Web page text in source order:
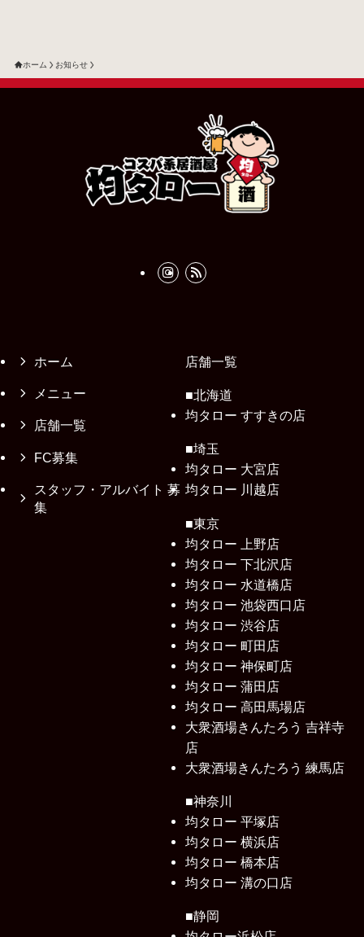
ホーム お知らせ
ホーム
メニュー
店舗一覧
FC募集
スタッフ・アルバイト 募
集
店舗一覧
■北海道
均タロー すすきの店
■埼玉
均タロー 大宮店
均タロー 川越店
■東京
均タロー 上野店
均タロー 下北沢店
均タロー 水道橋店
均タロー 池袋西口店
均タロー 渋谷店
均タロー 町田店
均タロー 神保町店
均タロー 蒲田店
均タロー 高田馬場店
大衆酒場きんたろう 吉祥寺
店
大衆酒場きんたろう 練馬店
■神奈川
均タロー 平塚店
均タロー 横浜店
均タロー 橋本店
均タロー 溝の口店
■静岡